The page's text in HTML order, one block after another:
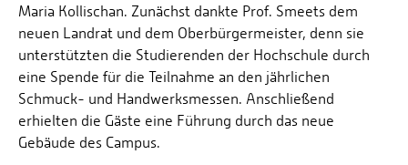
Maria Kollischan. Zunächst dankte Prof. Smeets dem
neuen Landrat und dem Oberbürgermeister, denn sie
unterstützten die Studierenden der Hochschule durch
eine Spende für die Teilnahme an den jährlichen
Schmuck- und Handwerksmessen. Anschließend
erhielten die Gäste eine Führung durch das neue
Gebäude des Campus.